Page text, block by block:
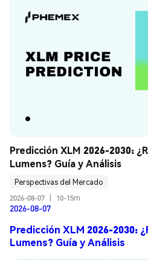
Predicción XLM 2026-2030:
Lumens? Guía y Análisis
Perspectivas del Mercado
2026-08-07
10-15m
2026-08-07
Predicción XLM 2026-2030:
Lumens? Guía y Análisis